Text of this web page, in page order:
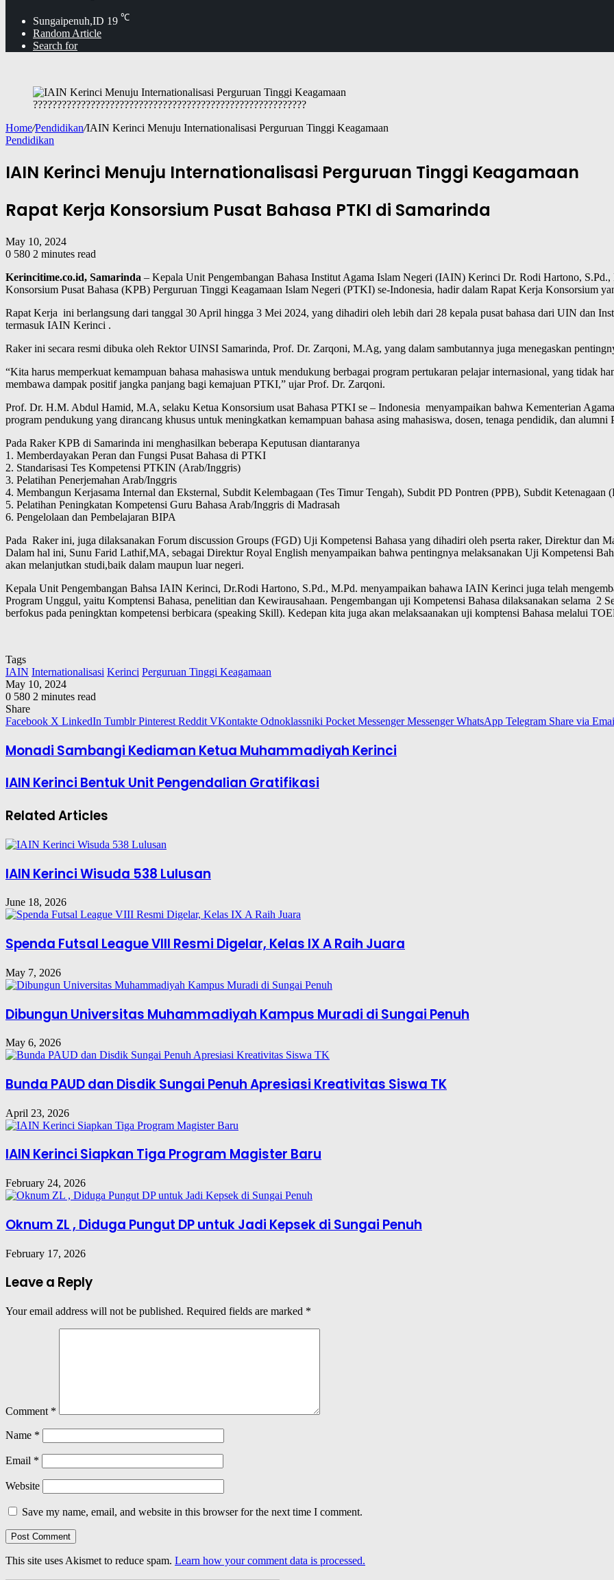
Sungaipenuh,ID 19 ℃
Random Article
Search for
?????????????????????????????????????????????????????????
Home/Pendidikan/IAIN Kerinci Menuju Internationalisasi Perguruan Tinggi Keagamaan
Pendidikan
IAIN Kerinci Menuju Internationalisasi Perguruan Tinggi Keagamaan
Rapat Kerja Konsorsium Pusat Bahasa PTKI di Samarinda
May 10, 2024
0 580 2 minutes read
Kerincitime.co.id, Samarinda – Kepala Unit Pengembangan Bahasa Institut Agama Islam Negeri (IAIN) Kerinci Dr. Rodi Hartono, S.Pd.,
Konsorsium Pusat Bahasa (KPB) Perguruan Tinggi Keagamaan Islam Negeri (PTKI) se-Indonesia, hadir dalam Rapat Kerja Konsorsium
Rapat Kerja ini berlangsung dari tanggal 30 April hingga 3 Mei 2024, yang dihadiri oleh lebih dari 28 kepala pusat bahasa dari UIN dan
termasuk IAIN Kerinci .
Raker ini secara resmi dibuka oleh Rektor UINSI Samarinda, Prof. Dr. Zarqoni, M.Ag, yang dalam sambutannya juga menegaskan
“Kita harus memperkuat kemampuan bahasa mahasiswa untuk mendukung berbagai program pertukaran pelajar internasional, yang tidak
membawa dampak positif jangka panjang bagi kemajuan PTKI,” ujar Prof. Dr. Zarqoni.
Prof. Dr. H.M. Abdul Hamid, M.A, selaku Ketua Konsorsium usat Bahasa PTKI se – Indonesia menyampaikan bahwa Kementerian
program pendukung yang dirancang khusus untuk meningkatkan kemampuan bahasa asing mahasiswa, dosen, tenaga pendidik, dan
Pada Raker KPB di Samarinda ini menghasilkan beberapa Keputusan diantaranya
1. Memberdayakan Peran dan Fungsi Pusat Bahasa di PTKI
2. Standarisasi Tes Kompetensi PTKIN (Arab/Inggris)
3. Pelatihan Penerjemahan Arab/Inggris
4. Membangun Kerjasama Internal dan Eksternal, Subdit Kelembagaan (Tes Timur Tengah), Subdit PD Pontren (PPB), Subdit
5. Pelatihan Peningkatan Kompetensi Guru Bahasa Arab/Inggris di Madrasah
6. Pengelolaan dan Pembelajaran BIPA
Pada Raker ini, juga dilaksanakan Forum discussion Groups (FGD) Uji Kompetensi Bahasa yang dihadiri oleh pserta raker, Direktur dan
Dalam hal ini, Sunu Farid Lathif,MA, sebagai Direktur Royal English menyampaikan bahwa pentingnya melaksanakan Uji Kompetensi
akan melanjutkan studi,baik dalam maupun luar negeri.
Kepala Unit Pengembangan Bahsa IAIN Kerinci, Dr.Rodi Hartono, S.Pd., M.Pd. menyampaikan bahawa IAIN Kerinci juga telah
Program Unggul, yaitu Komptensi Bahasa, penelitian dan Kewirausahaan. Pengembangan uji Kompetensi Bahasa dilaksanakan selama 2
berfokus pada peningktan kompetensi berbicara (speaking Skill). Kedepan kita juga akan melaksaanakan uji komptensi Bahasa melalui
Tags
IAIN Internationalisasi Kerinci Perguruan Tinggi Keagamaan
May 10, 2024
0 580 2 minutes read
Share
Facebook X LinkedIn Tumblr Pinterest Reddit VKontakte Odnoklassniki Pocket Messenger Messenger WhatsApp Telegram Share via
Monadi Sambangi Kediaman Ketua Muhammadiyah Kerinci
IAIN Kerinci Bentuk Unit Pengendalian Gratifikasi
Related Articles
IAIN Kerinci Wisuda 538 Lulusan
June 18, 2026
Spenda Futsal League VIII Resmi Digelar, Kelas IX A Raih Juara
May 7, 2026
Dibungun Universitas Muhammadiyah Kampus Muradi di Sungai Penuh
May 6, 2026
Bunda PAUD dan Disdik Sungai Penuh Apresiasi Kreativitas Siswa TK
April 23, 2026
IAIN Kerinci Siapkan Tiga Program Magister Baru
February 24, 2026
Oknum ZL , Diduga Pungut DP untuk Jadi Kepsek di Sungai Penuh
February 17, 2026
Leave a Reply
Your email address will not be published. Required fields are marked *
Comment *
Name *
Email *
Website
Save my name, email, and website in this browser for the next time I comment.
This site uses Akismet to reduce spam. Learn how your comment data is processed.